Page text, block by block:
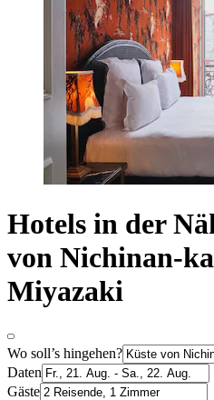
Hotels in der
von Nichinan-
Miyazaki
Wo soll’s hingehen?
Daten
Gäste